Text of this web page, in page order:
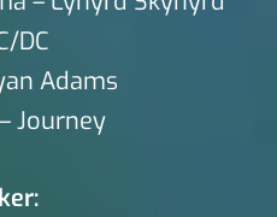
DC
Adams
Journey